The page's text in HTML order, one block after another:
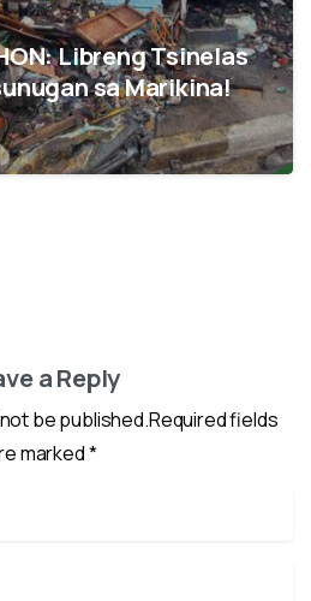
Libreng Tsinelas
sa Marikina!
a Reply
be published.Required fields
marked *